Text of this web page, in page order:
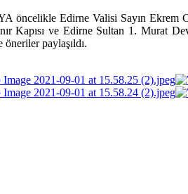
Edirne Valisi Sayın Ekrem
Kapısı ve Edirne Sultan 1. Murat
paylaşıldı.